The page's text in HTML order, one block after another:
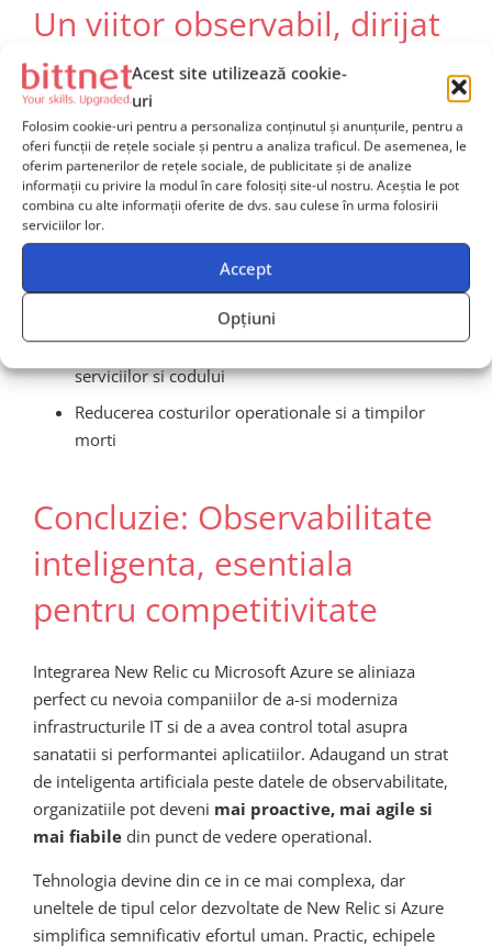
Acest site utilizează cookie-
uri
Folosim cookie-uri pentru a personaliza conținutul și anunțurile, pentru a
oferi funcții de rețele sociale și pentru a analiza traficul. De asemenea, le
oferim partenerilor de rețele sociale, de publicitate și de analize
informații cu privire la modul în care folosiți site-ul nostru. Aceștia le pot
combina cu alte informații oferite de dvs. sau culese în urma folosirii
serviciilor lor.
Accept
Opțiuni
Un viitor observabil, dirijat
de AI
Pe masura ce inteligenta artificiala devine din ce in ce
mai avansata si integrata in tool-urile de observabilitate,
parteneriatul New Relic – Azure anticipeaza tendintele
operationale ale viitorului. Prin adoptarea acestor
solutii, organizatiile pot obtine:
Reducerea drastica a timpului de diagnosticare si
Vizibilitate end-to-end asupra infrastructurii,
serviciilor si codului
Reducerea costurilor operationale si a timpilor
morti
Concluzie: Observabilitate
inteligenta, esentiala
pentru competitivitate
Integrarea New Relic cu Microsoft Azure se aliniaza
perfect cu nevoia companiilor de a-si moderniza
infrastructurile IT si de a avea control total asupra
sanatatii si performantei aplicatiilor. Adaugand un strat
de inteligenta artificiala peste datele de observabilitate,
organizatiile pot deveni mai proactive, mai agile si
mai fiabile din punct de vedere operational.
Tehnologia devine din ce in ce mai complexa, dar
uneltele de tipul celor dezvoltate de New Relic si Azure
simplifica semnificativ efortul uman. Practic, echipele